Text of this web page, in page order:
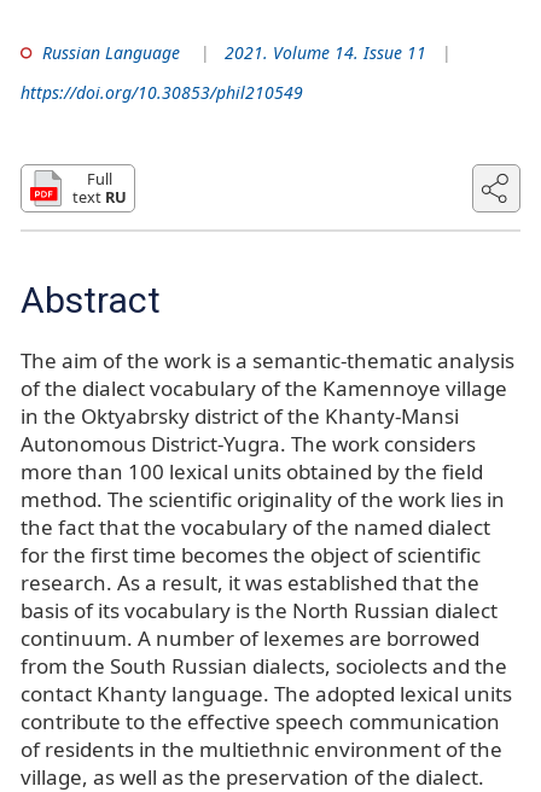
Russian Language
2021. Volume 14. Issue 11
https://doi.org/10.30853/phil210549
Full
text RU
Abstract
The aim of the work is a semantic-thematic analysis
of the dialect vocabulary of the Kamennoye village
in the Oktyabrsky district of the Khanty-Mansi
Autonomous District-Yugra. The work considers
more than 100 lexical units obtained by the field
method. The scientific originality of the work lies in
the fact that the vocabulary of the named dialect
for the first time becomes the object of scientific
research. As a result, it was established that the
basis of its vocabulary is the North Russian dialect
continuum. A number of lexemes are borrowed
from the South Russian dialects, sociolects and the
contact Khanty language. The adopted lexical units
contribute to the effective speech communication
of residents in the multiethnic environment of the
village, as well as the preservation of the dialect.